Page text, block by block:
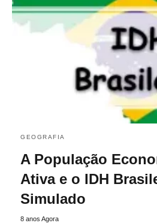
GEOGRAFIA
A População
Ativa e o IDH
Simulado
8 anos Agora